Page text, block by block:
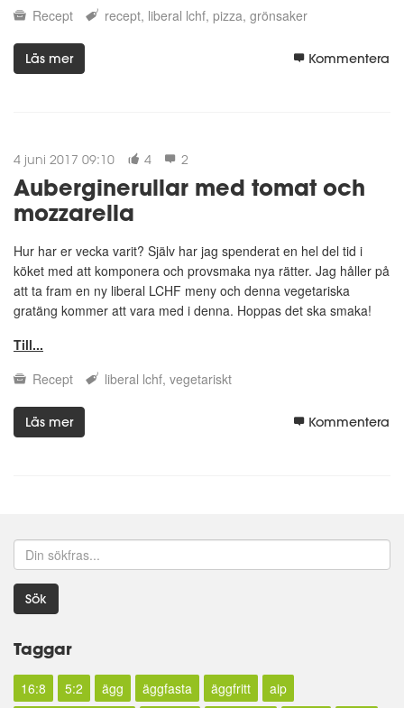
Recept
recept liberal lchf pizza grönsaker
Läs mer Kommentera
4 juni 2017 09:10 4 2
Auberginerullar med tomat och
mozzarella
Hur har er vecka varit? Själv har jag spenderat en hel del tid i
köket med att komponera och provsmaka nya rätter. Jag håller på
att ta fram en ny liberal LCHF meny och denna vegetariska
gratäng kommer att vara med i denna. Hoppas det ska smaka!
Till...
Recept
liberal lchf vegetariskt
Läs mer Kommentera
Sök
Taggar
16:8 5:2 ägg äggfasta äggfritt aip